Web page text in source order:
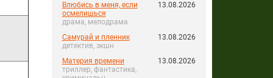
Влюбись в меня, если
осмелишься
драма, мелодрама
13.08.2026
Самурай и пленник
детектив, экшн
13.08.2026
Материя времени
триллер, фантастика,
13.08.2026